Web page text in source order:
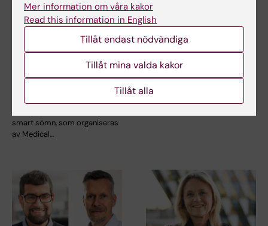
28 jul 2026
NeurotechEU:s
vinterskola om
"Smart sleep:
Exploring the future
of sleep
smart sömn, som organiseras
av Medical…
27 jul 2026
Juliette Foucher
tilldelas prestigefyllt
internationellt ALS-
anslag
Juliette Foucher, postdoktor
vid institutionen för klinisk
neurovetenskap…
Mer information om våra kakor
Read this information in English
Tillåt endast nödvändiga
Tillåt mina valda kakor
Tillåt alla